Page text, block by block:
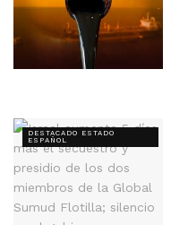
DESTACADO ESTADO
ESPAÑOL